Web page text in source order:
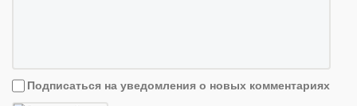
Подписаться на уведомления о новых комментариях